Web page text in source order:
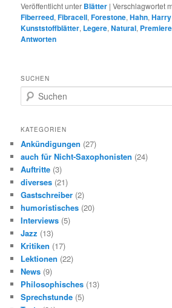
Veröffentlicht unter Blätter |Verschlagwortet
Fiberreed,Fibracell,Forestone,Hahn,
Kunststoffblätter, Legere,Natural, Premiere
Antworten
SUCHEN
u
h
n
KATEGORIEN
Ankündigungen (27)
auch für Nicht-Saxophonisten (24)
Auftritte (3)
diverses (21)
Gastschreiber (2)
humoristisches (20)
Interviews (5)
Jazz (13)
Kritiken (17)
Lektionen (22)
News (9)
Philosophisches (13)
Sprechstunde (5)